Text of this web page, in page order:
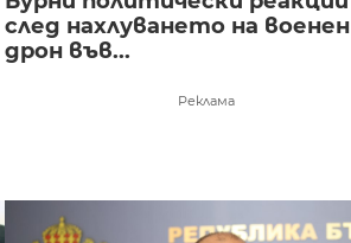
след нахлуването на военен
дрон във...
Реклама